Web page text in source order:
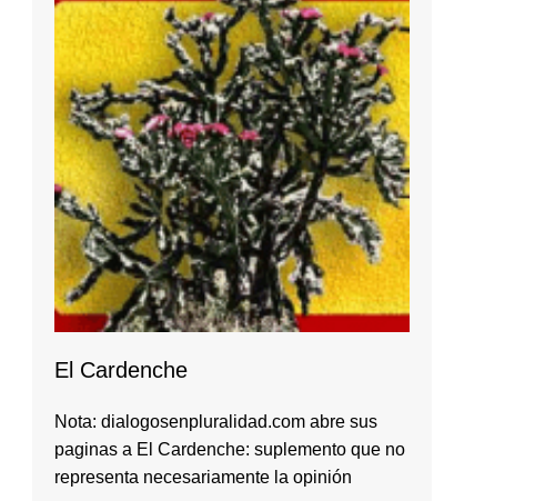
El Cardenche
Nota: dialogosenpluralidad.com abre sus
paginas a El Cardenche: suplemento que no
representa necesariamente la opinión